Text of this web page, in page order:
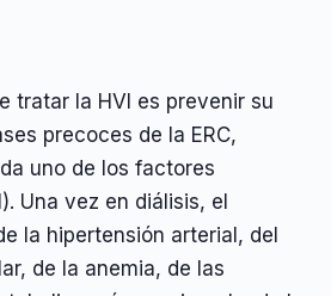
tratar la HVI es prevenir su
precoces de la ERC,
uno de los factores
Una vez en diálisis, el
la hipertensión arterial, del
de la anemia, de las